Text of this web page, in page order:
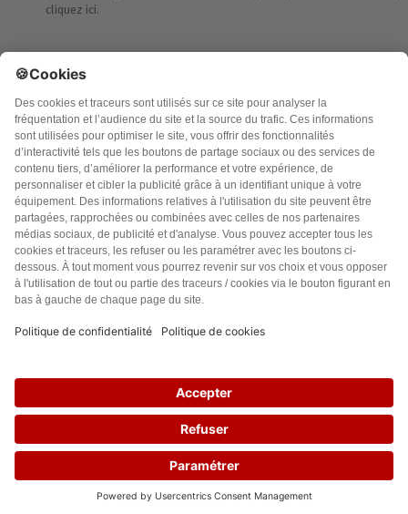
cliquez ici.
Accueil
Politique de confidentialité
Charte des contenus
Cookies